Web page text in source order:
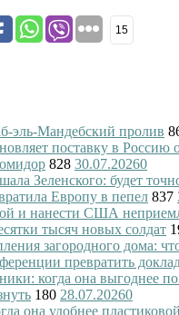
15
эль-Мандебский пролив
поставку в Россию
828 30.07.20260
Зеленского: будет
Европу в пепел 837
и нанести США
тысяч новых солдат
загородного дома:
превратить
когда она выгоднее
180 28.07.20260
она удобнее